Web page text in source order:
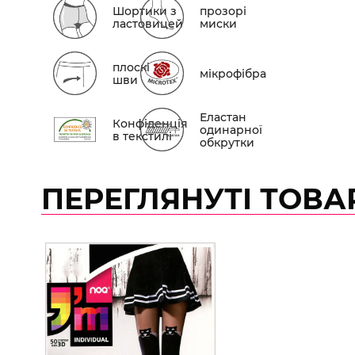
Шортики з
ластовицей
прозорі
миски
плоскі
шви
мікрофібра
Конфіденція
в текстилі
Еластан
одинарної
обкрутки
ПЕРЕГЛЯНУТІ